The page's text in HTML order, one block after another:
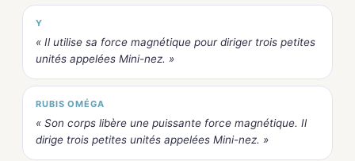
Y
« Il utilise sa force magnétique pour diriger trois petites
unités appelées Mini-nez. »
RUBIS OMÉGA
« Son corps libère une puissante force magnétique. Il
dirige trois petites unités appelées Mini-nez. »